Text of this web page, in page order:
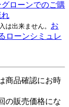
ローンでのご購
れ
は出来ません。 お
ローンシミュレ
商品確認にお時
の販売価格にな